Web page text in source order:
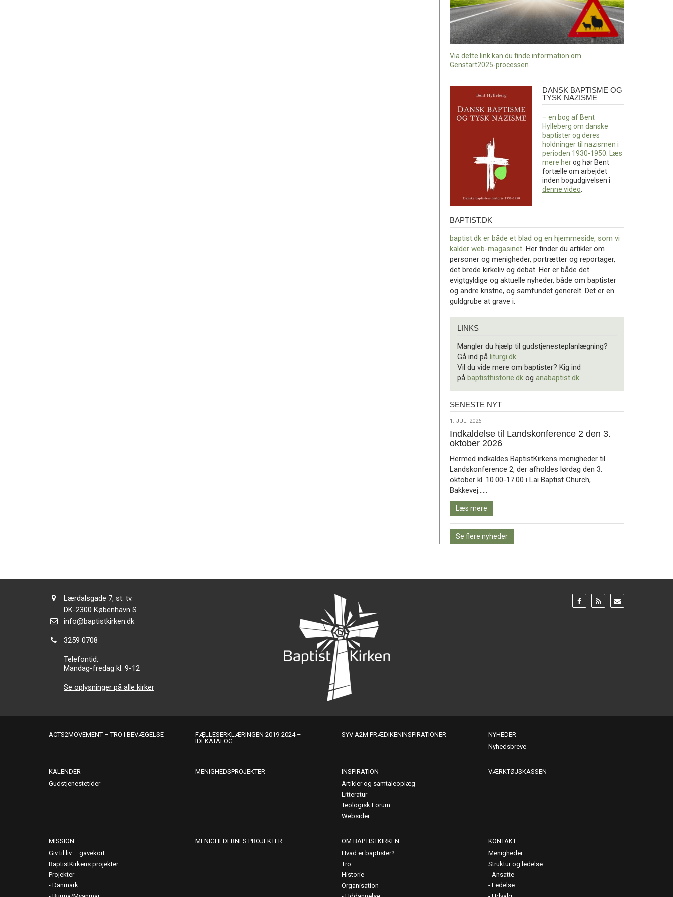
Via dette link kan du finde information om
Genstart2025-processen.
tysk
DANSK BAPTISME OG
TYSK NAZISME
– en bog af Bent
Hylleberg om danske
baptister og deres
holdninger til nazismen i
perioden 1930-1950. Læs
mere herog hør Bent
fortælle om arbejdet
inden bogudgivelsen i
denne video.
baptist.dk
BAPTIST.DK
baptist.dk er både et blad og en hjemmeside, som vi
kalder web-magasinet . Her finder du artikler om
personer og menigheder, portrætter og reportager,
det brede kirkeliv og debat. Her er både det
evigtgyldige og aktuelle nyheder, både om baptister
og andre kristne, og samfundet generelt. Det er en
guldgrube at grave i.
LINKS
Mangler du hjælp til gudstjenesteplanlægning?
Gå ind på liturgi.dk
Vil du vide mere om baptister? Kig ind
på baptisthistorie.dk og anabaptist.dk
Seneste
SENESTE NYT
1.
jul.
2026
1. JUL. 2026
Indkaldelse til Landskonference 2 den 3.
oktober 2026
Hermed indkaldes BaptistKirkens menigheder til
Landskonference 2, der afholdes lørdag den 3.
oktober kl. 10.00-17.00 i Lai Baptist Church,
Bakkevej……
mere
Læs mere
Se flere nyheder
Adresse:
Lærdalsgade 7, st. tv.
Adresse:
DK-2300 København S
Send
info@baptistkirken.dk
Tlf.:
3259 0708
Telefontid:
Mandag-fredag kl. 9-12
Se oplysninger på alle kirker
Gå
til:
Gå
til:
Gå
til:
ACTS2MOVEMENT – TRO I BEVÆGELSE
FÆLLESERKLÆRINGEN 2019-2024 –
IDÉKATALOG
SYV A2M PRÆDIKENINSPIRATIONER
NYHEDER
Nyhedsbreve
KALENDER
Gudstjenestetider
MENIGHEDSPROJEKTER
INSPIRATION
Artikler og samtaleoplæg
Litteratur
Teologisk Forum
Websider
VÆRKTØJSKASSEN
MISSION
Giv til liv – gavekort
BaptistKirkens projekter
Projekter
Danmark
MENIGHEDERNES PROJEKTER
OM BAPTISTKIRKEN
Hvad er baptister?
Tro
Historie
Organisation
KONTAKT
Menigheder
Struktur og ledelse
Ansatte
Ledelse